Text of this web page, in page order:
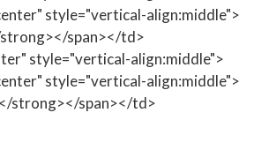
style="vertical-align:middle">
span></td>
style="vertical-align:middle">
style="vertical-align:middle">
strong></span></td>